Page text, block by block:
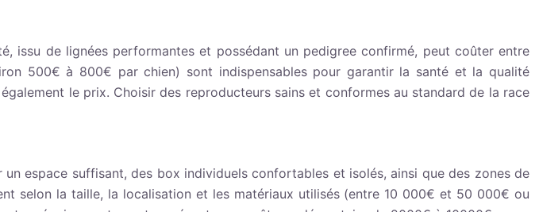
issu de lignées performantes et possédant un pedigree confirmé, peut coûter entre
500€ à 800€ par chien) sont indispensables pour garantir la santé et la qualité
le prix. Choisir des reproducteurs sains et conformes au standard de la race
espace suffisant, des box individuels confortables et isolés, ainsi que des zones de
selon la taille, la localisation et les matériaux utilisés (entre 10 000€ et 50 000€ ou